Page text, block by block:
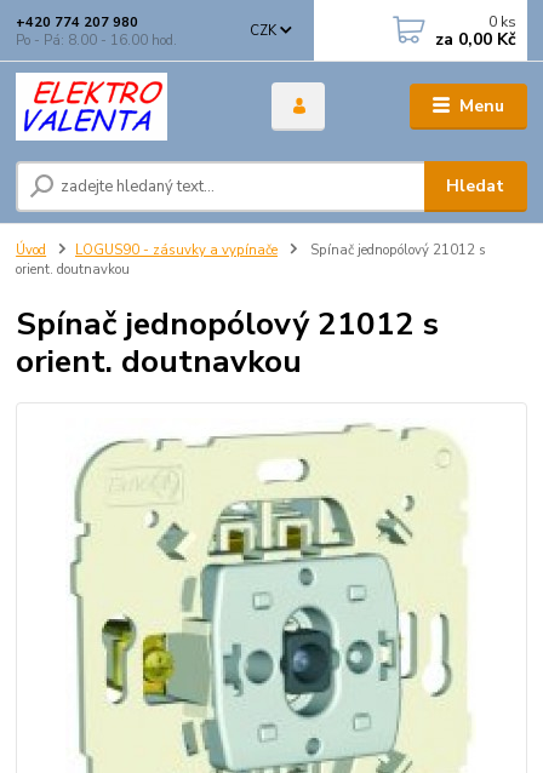
Menu
CZK
Hledat
+420 774 207 980
Po - Pá: 8.00 - 16.00 hod.
0 ks
za 0,00 Kč
Úvod LOGUS90 - zásuvky a vypínače
Spínač jednopólový 21012 s
orient. doutnavkou
Spínač jednopólový 21012 s
orient. doutnavkou